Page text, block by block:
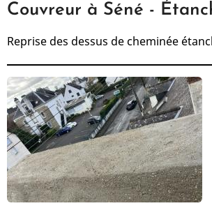
Couvreur à Séné -
Reprise des dessus de cheminée